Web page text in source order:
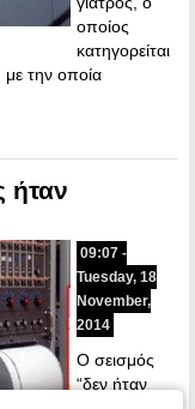
οποίος
κατηγορείται
με την οποία
ήταν
09:07 -
Tuesday, 18
November,
2014
Ο σεισμός
“δεν ήταν